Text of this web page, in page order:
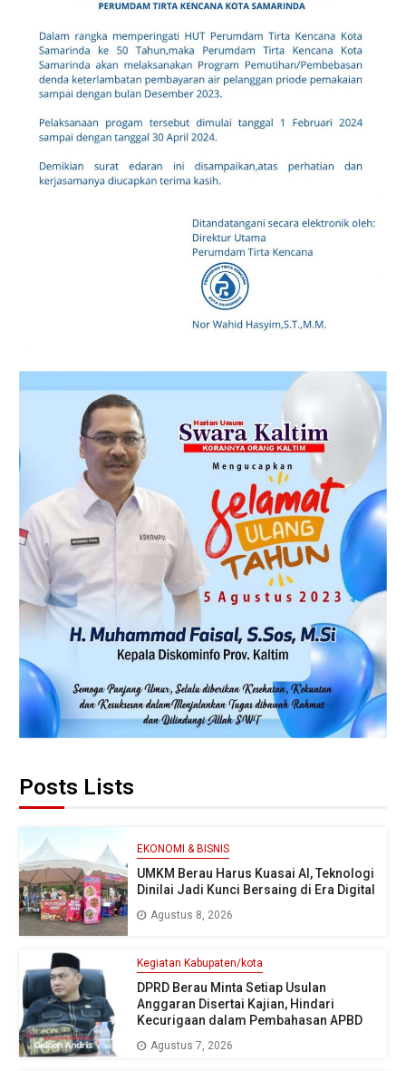
Posts Lists
EKONOMI & BISNIS
UMKM Berau Harus Kuasai AI, Teknologi
Dinilai Jadi Kunci Bersaing di Era Digital
Agustus 8, 2026
Kegiatan Kabupaten/kota
DPRD Berau Minta Setiap Usulan
Anggaran Disertai Kajian, Hindari
Kecurigaan dalam Pembahasan APBD
Agustus 7, 2026